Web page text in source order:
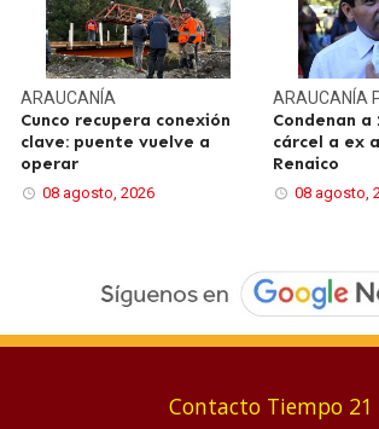
ARAUCANÍA
Cunco recupera conexión
clave: puente vuelve a
operar
08 agosto, 2026
ARAUCANÍA
Condenan a
cárcel a ex
Renaico
08 agosto,
Contacto Tiempo 21